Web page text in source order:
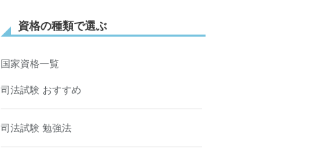
資格の種類で選ぶ
国家資格一覧
司法試験 おすすめ
司法試験 勉強法